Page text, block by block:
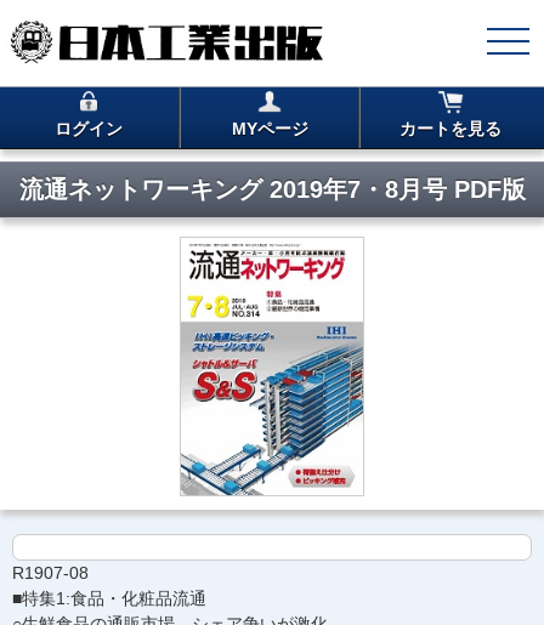
ログイン MYページ カートを見る
流通ネットワーキング 2019年7・8月号 PDF版
R1907-08
■特集1:食品・化粧品流通